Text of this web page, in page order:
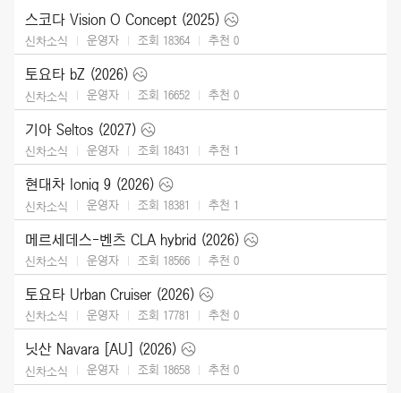
스코다 Vision O Concept (2025)
신차소식 운영자 조회 18364 추천 0
토요타 bZ (2026)
신차소식 운영자 조회 16652 추천 0
기아 Seltos (2027)
신차소식 운영자 조회 18431 추천 1
현대차 Ioniq 9 (2026)
신차소식 운영자 조회 18381 추천 1
메르세데스-벤츠 CLA hybrid (2026)
신차소식 운영자 조회 18566 추천 0
토요타 Urban Cruiser (2026)
신차소식 운영자 조회 17781 추천 0
닛산 Navara [AU] (2026)
신차소식 운영자 조회 18658 추천 0